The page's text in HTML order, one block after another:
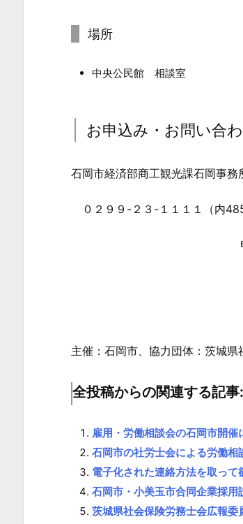
標
時
3.
所
八
険・
務
談
会』
の
開
催
場所
中央公民館 相談室
お申込み・お問い合
石岡市経済部商工観光課石岡事務
０２９９-２３-１１１１（内485
主催：石岡市、協力団体：茨城県
全投稿からの関連する記事:
雇用・労働相談会の石岡市開催
石岡市の社労士会による労働相
電子化された連絡方法を取って
石岡市・小美玉市合同企業採用
茨城県社会保険労務士会広報